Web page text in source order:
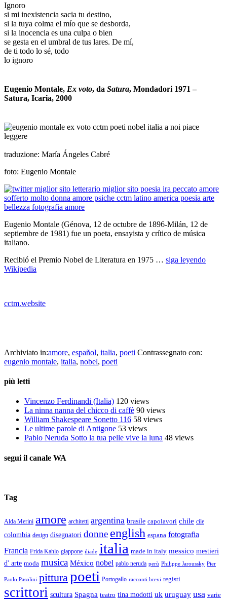
Ignoro
si mi inexistencia sacia tu destino,
si la tuya colma el mío que se desborda,
si la inocencia es una culpa o bien
se gesta en el umbral de tus lares. De mí,
de ti todo lo sé, todo
lo ignoro
Eugenio Montale, Ex voto, da Satura, Mondadori 1971 –
Satura, Icaria, 2000
traduzione: María Ángeles Cabré
foto: Eugenio Montale
Eugenio Montale (Génova, 12 de octubre de 1896-Milán, 12 de
septiembre de 1981) fue un poeta, ensayista y crítico de música
italiano.
Recibió el Premio Nobel de Literatura en 1975 … siga leyendo
Wikipedia
cctm.website
Archiviato in:amore, español, italia, poeti Contrassegnato con:
eugenio montale, italia, nobel, poeti
più letti
Vincenzo Ferdinandi (Italia) 120 views
La ninna nanna del chicco di caffè 90 views
William Shakespeare Sonetto 116 58 views
Le ultime parole di Antigone 53 views
Pablo Neruda Sotto la tua pelle vive la luna 48 views
segui il canale WA
Tag
Alda Merini amore architetti argentina brasile capolavori chile cile
colombia design disegnatori donne english espana fotografia
Francia Frida Kahlo giappone iliade italia made in italy messico mestieri
d' arte moda musica México nobel pablo neruda perù Philippe Jaroussky Pier
Paolo Pasolini pitturapoeti Portogallo racconti brevi registi
scrittori scultura Spagna teatro tina modotti uk uruguay usa varie